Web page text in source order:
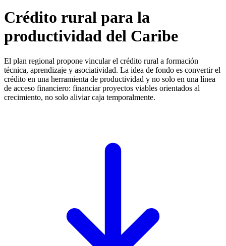
Crédito rural para la
productividad del Caribe
El plan regional propone vincular el crédito rural a formación
técnica, aprendizaje y asociatividad. La idea de fondo es convertir el
crédito en una herramienta de productividad y no solo en una línea
de acceso financiero: financiar proyectos viables orientados al
crecimiento, no solo aliviar caja temporalmente.